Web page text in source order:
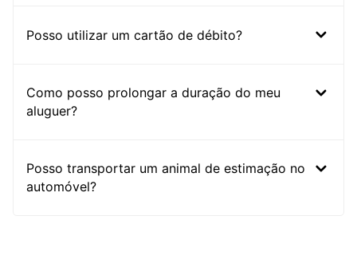
Posso utilizar um cartão de débito?
Como posso prolongar a duração do meu
aluguer?
Posso transportar um animal de estimação no
automóvel?